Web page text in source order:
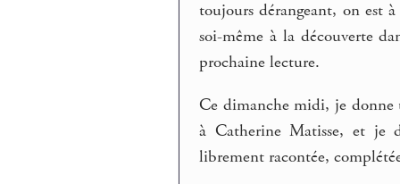
toujours dérangeant, on est
soi-même à la découverte
prochaine lecture.
Ce dimanche midi, je
à Catherine Matisse, et je
librement racontée,